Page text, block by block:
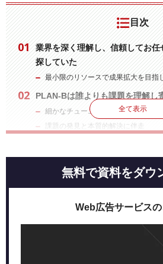
目次
業界を深く理解し、信頼してお
探していた
最小限のリソースで成果拡大を目指
PLAN-Bは誰よりも課題を理解し
細かなチューニングで認知拡大と獲
課題の発見と本質的解決に伴走
今後も期待
全て表示
無料で資料をダウ
Web広告サービス